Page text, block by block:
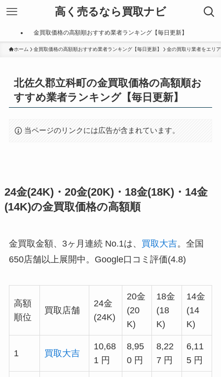
高く売るなら買取ナビ
金買取価格の高額順おすすめ業者ランキング【毎日更新】
ホーム 金買取価格の高額順おすすめ業者ランキング【毎日更新】 金の買取り業者をエリ
北佐久郡立科町の金買取価格の高額順お
すすめ業者ランキング【毎日更新】
当ページのリンクには広告が含まれています。
24金(24K)・20金(20K)・18金(18K)・14金
(14K)の金買取価格の高額順
金買取金額、3ヶ月連続 No.1は、 買取大吉。全国
650店舗以上展開中。Google口コミ評価(4.8)
高額
順位
買取店舗
24金
(24K)
20金
(20
K)
18金
(18
K)
14金
(14
K)
1 買取大吉
10,68
1 円
8,95
0 円
8,22
7 円
6,11
5 円